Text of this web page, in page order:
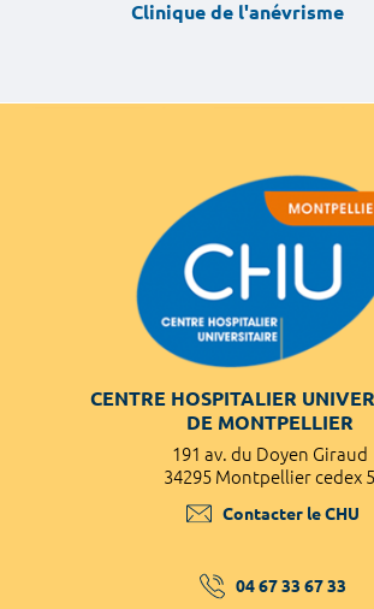
Clinique de l'anévrisme
CENTRE HOSPITALIER
DE MONTPELLIER
191 av. du Doyen Giraud
34295 Montpellier cedex 5
Contacter le CHU
04 67 33 67 33